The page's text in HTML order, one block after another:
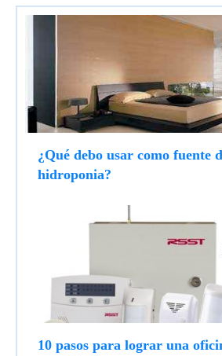
¿Qué debo usar como fuente
hidroponia?
10 pasos para lograr una